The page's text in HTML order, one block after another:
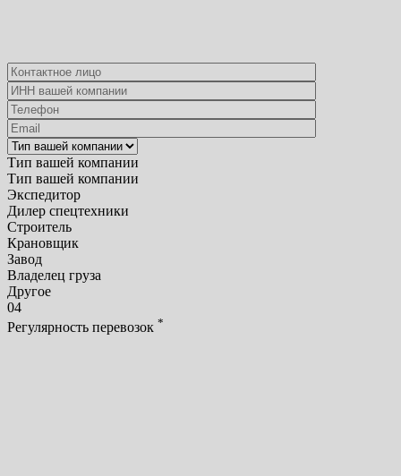
Тип вашей компании
Тип вашей компании
Экспедитор
Дилер спецтехники
Строитель
Крановщик
Завод
Владелец груза
Другое
04
Регулярность перевозок *